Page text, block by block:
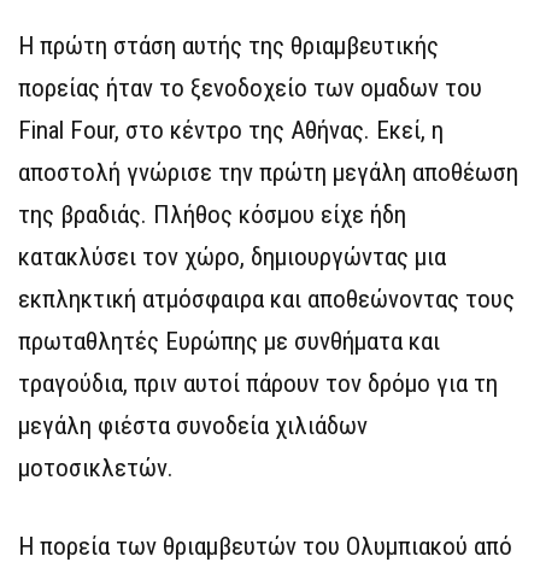
Η πρώτη στάση αυτής της θριαμβευτικής
πορείας ήταν το ξενοδοχείο των ομαδων του
Final Four, στο κέντρο της Αθήνας. Εκεί, η
αποστολή γνώρισε την πρώτη μεγάλη αποθέωση
της βραδιάς. Πλήθος κόσμου είχε ήδη
κατακλύσει τον χώρο, δημιουργώντας μια
εκπληκτική ατμόσφαιρα και αποθεώνοντας τους
πρωταθλητές Ευρώπης με συνθήματα και
τραγούδια, πριν αυτοί πάρουν τον δρόμο για τη
μεγάλη φιέστα συνοδεία χιλιάδων
μοτοσικλετών.
Η πορεία των θριαμβευτών του Ολυμπιακού από